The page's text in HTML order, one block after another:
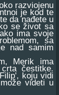
razviojenu
je kod te
da nađete u
se život sa
ima svoje
sa
nad samim
Merik ima
čestitke.
koju vidi
videti u